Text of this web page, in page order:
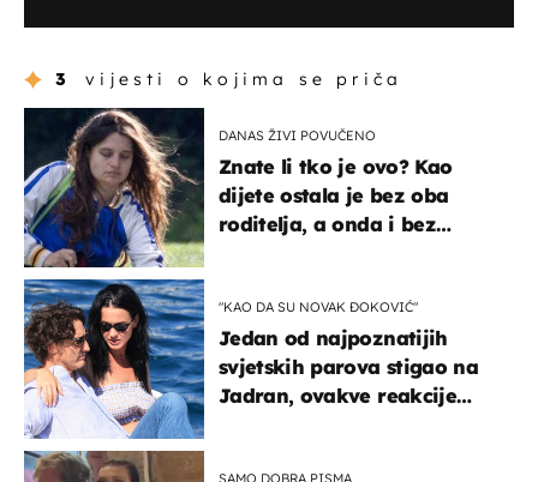
3 vijesti o kojima se priča
DANAS ŽIVI POVUČENO
Znate li tko je ovo? Kao
dijete ostala je bez oba
roditelja, a onda i bez
"KAO DA SU NOVAK ĐOKOVIĆ"
Jedan od najpoznatijih
svjetskih parova stigao na
Jadran, ovakve reakcije
SAMO DOBRA PISMA